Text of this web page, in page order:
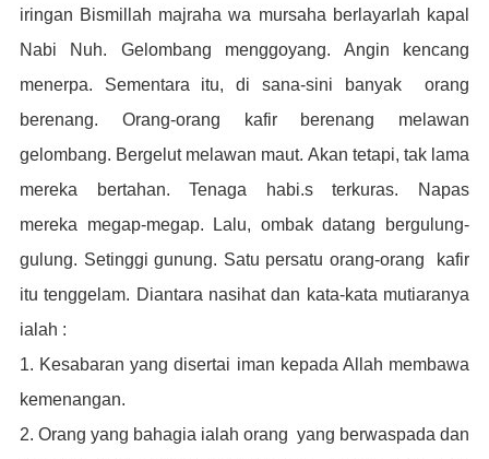
iringan Bismillah majraha wa mursaha berlayarlah kapal
Nabi Nuh. Gelombang menggoyang. Angin kencang
menerpa. Sementara itu, di sana-sini banyak orang
berenang. Orang-orang kafir berenang melawan
gelombang. Bergelut melawan maut. Akan tetapi, tak lama
mereka bertahan. Tenaga habi.s terkuras. Napas
mereka megap-megap. Lalu, ombak datang bergulung-
gulung. Setinggi gunung. Satu persatu orang-orang kafir
itu tenggelam. Diantara nasihat dan kata-kata mutiaranya
ialah :
1. Kesabaran yang disertai iman kepada Allah membawa
kemenangan.
2. Orang yang bahagia ialah orang yang berwaspada dan